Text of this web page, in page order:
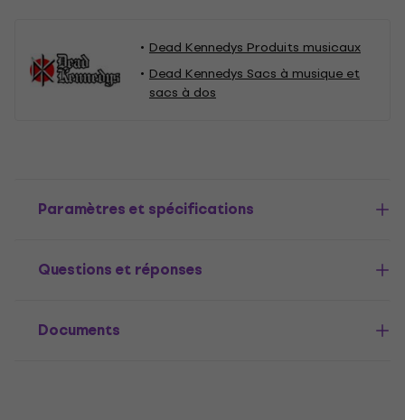
Dead Kennedys Produits musicaux
Dead Kennedys Sacs à musique et
sacs à dos
Paramètres et spécifications
Questions et réponses
Documents